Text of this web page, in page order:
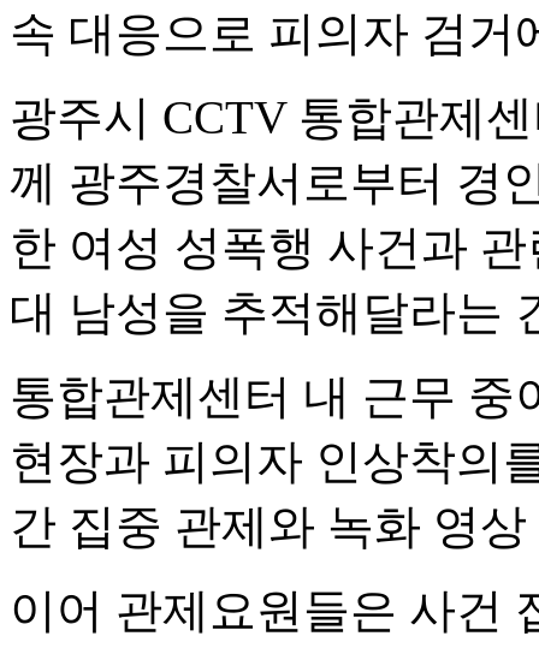
속 대응으로 피의자 검거
광주시 CCTV 통합관제
께 광주경찰서로부터 경
한 여성 성폭행 사건과
대 남성을 추적해달라는
통합관제센터 내 근무 중
현장과 피의자 인상착의
간 집중 관제와 녹화 영
이어 관제요원들은 사건